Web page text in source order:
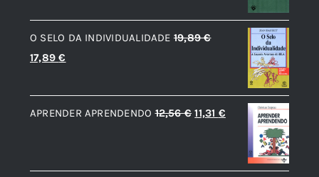
original
era:
19,89 €.
atual
é:
17,89 €.
O SELO DA INDIVIDUALIDADE 19,89€
O
original
era:
17,89€
atual
é:
APRENDER APRENDENDO 12,56€ O
era:
11,31 €O
atual
é: